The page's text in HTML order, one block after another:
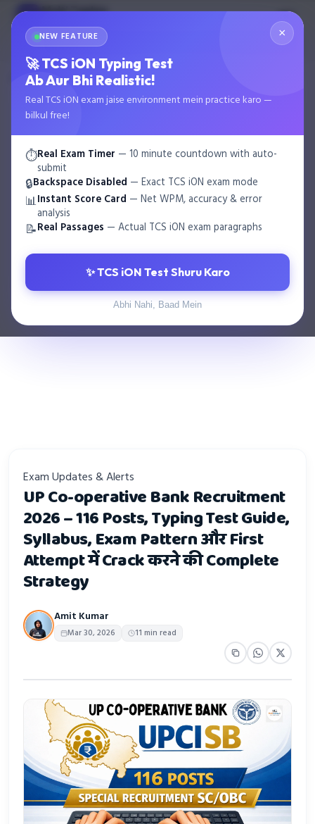
×
NEW FEATURE
🚀 TCS iON Typing Test
Ab Aur Bhi Realistic!
Real TCS iON exam jaise environment mein practice karo —
bilkul free!
⏱️Real Exam Timer — 10 minute countdown with auto-
submit
🔒Backspace Disabled — Exact TCS iON exam mode
📊Instant Score Card — Net WPM, accuracy & error
analysis
📝Real Passages — Actual TCS iON exam paragraphs
✨ TCS iON Test Shuru Karo
Abhi Nahi, Baad Mein
MT Multi Typing
🌙
Home › Blog › UP Co-operative Bank Recruitment 2026 – 116 P…
Exam Updates & Alerts
UP Co-operative Bank Recruitment
2026 – 116 Posts, Typing Test Guide,
Syllabus, Exam Pattern और First
Attempt में Crack करने की Complete
Strategy
Amit Kumar
Mar 30, 2026 11 min read